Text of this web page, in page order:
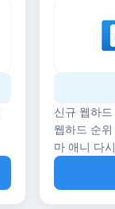
신규 웹하
웹하드 순
마 애니 다